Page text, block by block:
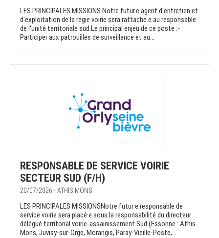
LES PRINCIPALES MISSIONS Notre futur.e agent d'entretien et
d'exploitation de la régie voirie sera rattaché.e au responsable
de l'unité territoriale sud.Le principal enjeu de ce poste :-
Participer aux patrouilles de surveillance et au...
RESPONSABLE DE SERVICE VOIRIE
SECTEUR SUD (F/H)
20/07/2026 - ATHIS MONS
LES PRINCIPALES MISSIONSNotre futur·e responsable de
service voirie sera placé·e sous la responsabilité du directeur
délégué territorial voirie-assainissement Sud (Essonne : Athis-
Mons, Juvisy-sur-Orge, Morangis, Paray-Vieille-Poste,...